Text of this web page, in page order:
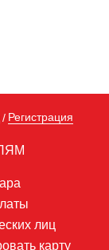
/ Регистрация
лиц
карту